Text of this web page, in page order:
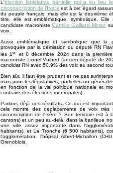
L'élection législative partielle qui a eu lieu
circonscription de l'Isère est à cet égard
du peuple français, mais elle est la deuxième
titre, elle est emblématique, symbolique.
candidate macronisteCamille Galliard-Minier
voix.
Aussi emblématique et symbolique que la
provoquée par la démission du député RN
les 1er et 8 décembre 2024 dans la
macroniste Lionel Vuibert (ancien député de
candidat RN avec 50,9% des voix au second
Bien sûr, il faut être prudent et ne pas
mais pour les législatives, partielles ou
en fonction de la vie politique nationale et
contraire des élections municipales).
Parlons déjà des résultats. Ce qui est
cela montre des déplacements de voix
circonscription de l'Isère ? Son territoire est
cantons) et un peu au-delà, dans la banlieue
une ville assez importante dans
habitants), et La Tronche (6 500 habitants),
l'agglomération, l'hôpital Albert-Michallon
Grenoblois.